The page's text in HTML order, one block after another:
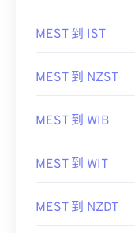
MEST 到 IST
MEST 到 NZST
MEST 到 WIB
MEST 到 WIT
MEST 到 NZDT